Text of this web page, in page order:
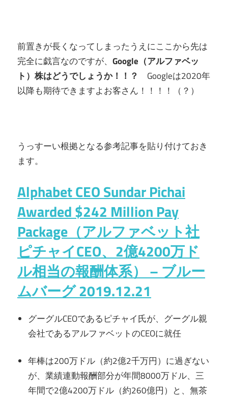
前置きが長くなってしまったうえにここから先は
完全に戯言なのですが、 Google（アルファベッ
ト）株はどうでしょうか！！？
Googleは2020年
以降も期待できますよお客さん！！！！（？）
うっすーい根拠となる参考記事を貼り付けておき
ます。
Alphabet CEO Sundar Pichai
Awarded $242 Million Pay
Package（アルファベット社
ピチャイCEO、2億4200万ド
ル相当の報酬体系） – ブルー
ムバーグ 2019.12.21
グーグルCEOであるピチャイ氏が、グーグル親
会社であるアルファベットのCEOに就任
年棒は200万ドル（約2億2千万円）に過ぎない
が、業績連動報酬部分が年間8000万ドル、三
年間で2億4200万ドル（約260億円）と、無茶